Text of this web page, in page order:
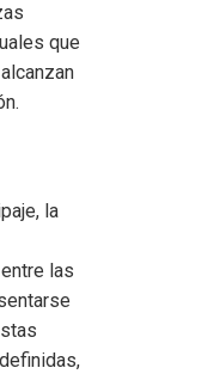
que
la
las